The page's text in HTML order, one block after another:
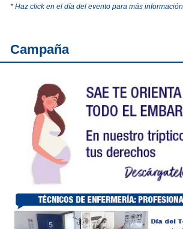
* Haz click en el día del evento para más información.
Campaña